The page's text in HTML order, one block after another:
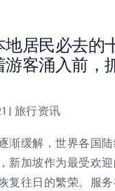
地居民必去的
客涌入前，
| 旅行资讯
渐缓解，世界各国
新加坡作为最受欢
复往日的繁荣。服